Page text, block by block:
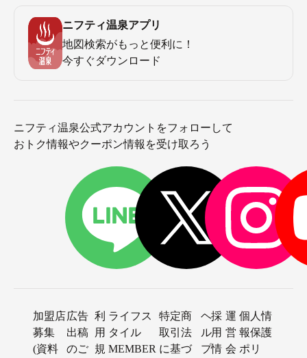
ニフティ温泉アプリ
地図検索がもっと便利に！
今すぐダウンロード
ニフティ温泉公式アカウントをフォローして
おトク情報やクーポン情報を受け取ろう
加盟店
募集
(資料
広告
出稿
のご
利
用
規
ライフス
タイル
MEMBER
特定商
取引法
に基づ
ヘ
ル
プ
採
用
情
運
営
会
個人情
報保護
ポリ